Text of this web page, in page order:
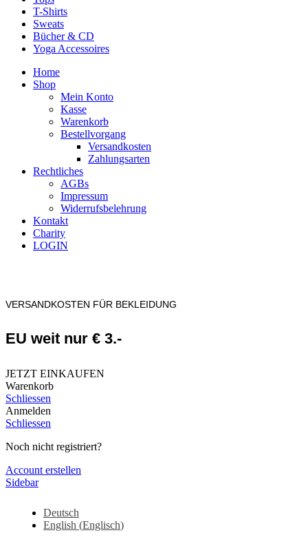
T-Shirts
Sweats
Bücher & CD
Yoga Accessoires
Home
Shop
Mein Konto
Kasse
Warenkorb
Bestellvorgang
Versandkosten
Zahlungsarten
Rechtliches
AGBs
Impressum
Widerrufsbelehrung
Kontakt
Charity
LOGIN
VERSANDKOSTEN FÜR BEKLEIDUNG
EU weit nur € 3.-
JETZT EINKAUFEN
Warenkorb
Schliessen
Anmelden
Schliessen
Noch nicht registriert?
Account erstellen
Sidebar
Deutsch
English (Englisch)